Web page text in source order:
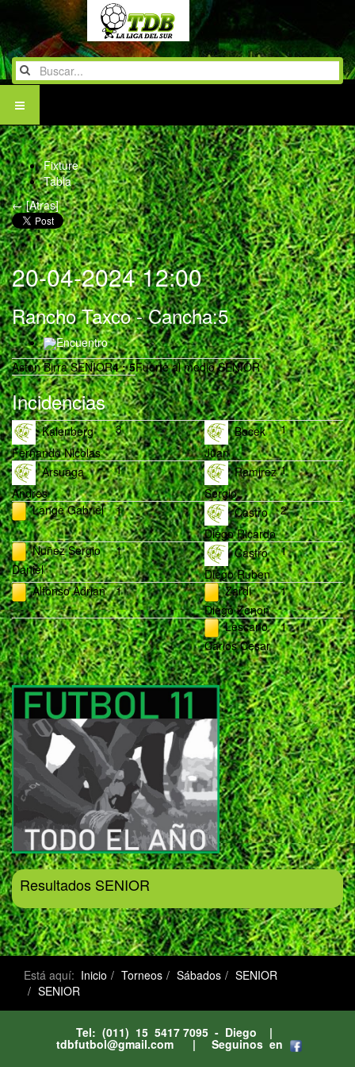
Fixture
Tabla
← [Atras]
20-04-2024 12:00
Rancho Taxco- Cancha:5
Encuentro
Aston Birra SENIOR4: 5Fuerte al medio SENIOR
Incidencias
Kalenberg
Fernando Nicolas
3
Bocek
Juan
1
Arsuaga
Andres
1
Ramirez
Sergio
1
Lange Gabriel 1
Castro
Diego Ricardo
2
Nuñez Sergio
Daniel
1
Castro
Diego Ruben
1
Alfonso Adrian 1
Zardi
Diego Zenon
1
Lescano
Carlos Cesar
1
Resultados SENIOR
Está aquí: Inicio Torneos Sábados
SENIOR
SENIOR
Tel: (011) 15 5417 7095 - Diego |
tdbfutbol@gmail.com| Seguinos en